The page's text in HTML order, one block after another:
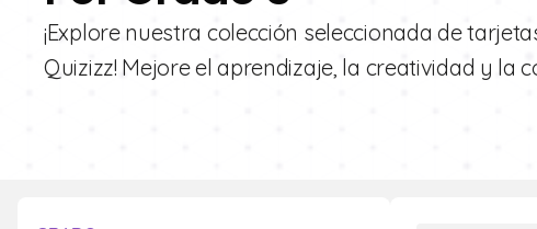
¡Explore nuestra colección seleccionada de
Quizizz! Mejore el aprendizaje, la creatividad y